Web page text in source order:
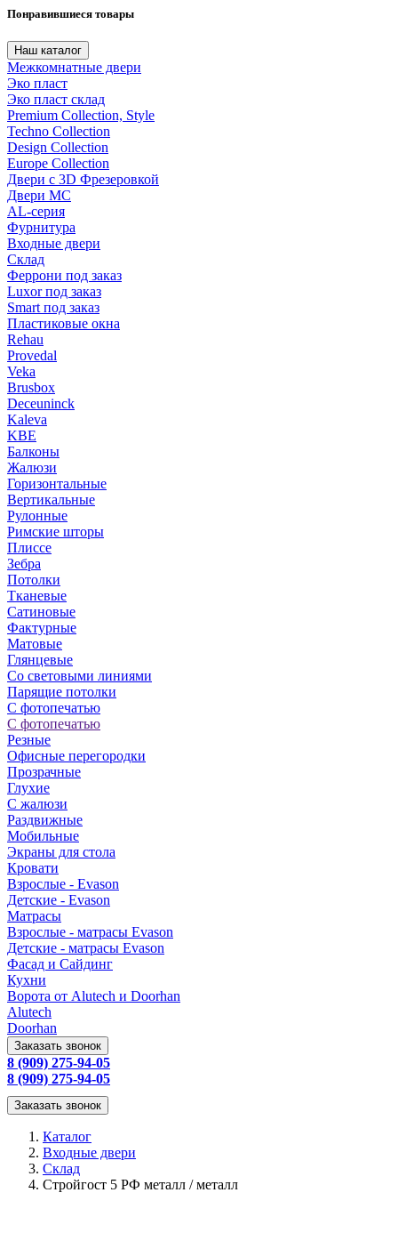
Понравившиеся товары
Наш каталог
Межкомнатные двери
Эко пласт
Эко пласт склад
Premium Collection, Style
Techno Collection
Design Collection
Europe Collection
Двери с 3D Фрезеровкой
Двери МС
AL-серия
Фурнитура
Входные двери
Склад
Феррони под заказ
Luxor под заказ
Smart под заказ
Пластиковые окна
Rehau
Provedal
Veka
Brusbox
Deceuninck
Kaleva
KBE
Балконы
Жалюзи
Горизонтальные
Вертикальные
Рулонные
Римские шторы
Плиссе
Зебра
Потолки
Тканевые
Сатиновые
Фактурные
Матовые
Глянцевые
Со световыми линиями
Парящие потолки
С фотопечатью
С фотопечатью
Резные
Офисные перегородки
Прозрачные
Глухие
С жалюзи
Раздвижные
Мобильные
Экраны для стола
Кровати
Взрослые - Evason
Детские - Evason
Матрасы
Взрослые - матрасы Evason
Детские - матрасы Evason
Фасад и Сайдинг
Кухни
Ворота от Alutech и Doorhan
Alutech
Doorhan
Заказать звонок
8 (909) 275-94-05
8 (909) 275-94-05
Заказать звонок
Каталог
Входные двери
Склад
Стройгост 5 РФ металл / металл